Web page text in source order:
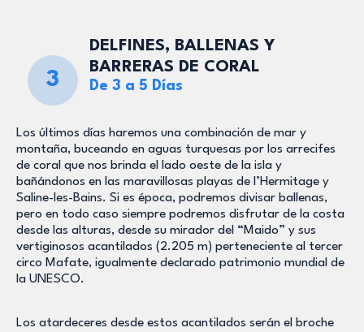
3
DELFINES, BALLENAS Y
BARRERAS DE CORAL
De 3 a 5 Días
Los últimos días haremos una combinación de mar y
montaña, buceando en aguas turquesas por los arrecifes
de coral que nos brinda el lado oeste de la isla y
bañándonos en las maravillosas playas de l’Hermitage y
Saline-les-Bains. Si es época, podremos divisar ballenas,
pero en todo caso siempre podremos disfrutar de la costa
desde las alturas, desde su mirador del “Maido” y sus
vertiginosos acantilados (2.205 m) perteneciente al tercer
circo Mafate, igualmente declarado patrimonio mundial de
la UNESCO.
Los atardeceres desde estos acantilados serán el broche